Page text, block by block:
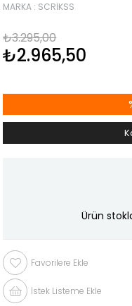
MARKA : SCRIKSS
₺3.295,00
₺2.965,50
Ürün
Favorilere Ekle
İstek Listeme Ekle